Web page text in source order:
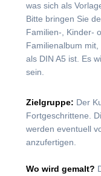
was sich als
Bitte bringen Sie
Familien-, Kinder-
Familienalbum
als DIN A5 ist. Es
sein.
Zielgruppe: Der
Fortgeschrittene.
werden eventuell
anzufertigen.
Wo wird gemalt?